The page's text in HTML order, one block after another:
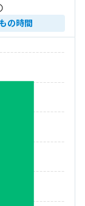
の時間